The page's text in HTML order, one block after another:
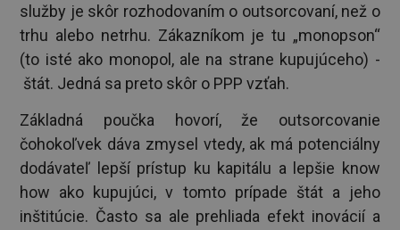
služby je skôr rozhodovaním o outsorcovaní, než o
trhu alebo netrhu. Zákazníkom je tu „monopson“
(to isté ako monopol, ale na strane kupujúceho) -
štát. Jedná sa preto skôr o PPP vzťah.
Základná poučka hovorí, že outsorcovanie
čohokoľvek dáva zmysel vtedy, ak má potenciálny
dodávateľ lepší prístup ku kapitálu a lepšie know
how ako kupujúci, v tomto prípade štát a jeho
inštitúcie. Často sa ale prehliada efekt inovácií a